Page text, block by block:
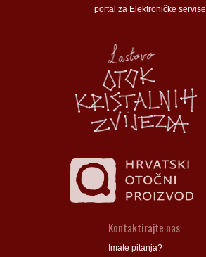
Groblje
Groblje
portal za Elektroničke servise
Kontaktirajte nas
Imate pitanja?